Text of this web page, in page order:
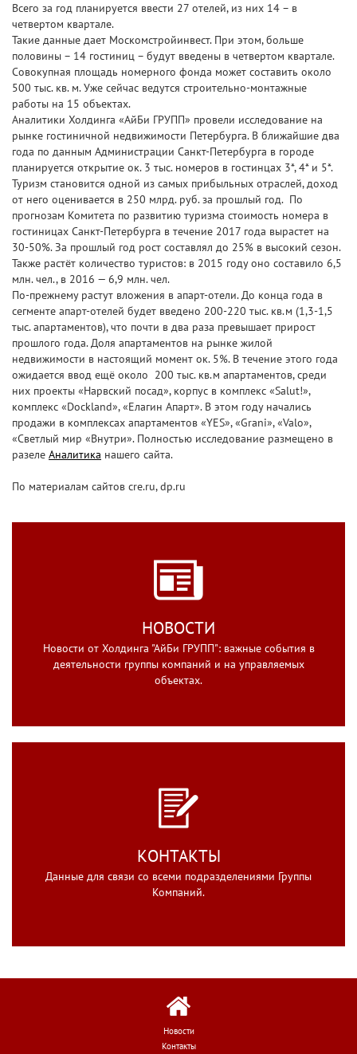
Всего за год планируется ввести 27 отелей, из них 14 – в
четвертом квартале.
Такие данные дает Москомстройинвест. При этом, больше
половины – 14 гостиниц – будут введены в четвертом квартале.
Совокупная площадь номерного фонда может составить около
500 тыс. кв. м. Уже сейчас ведутся строительно-монтажные
работы на 15 объектах.
Аналитики Холдинга «АйБи ГРУПП» провели исследование на
рынке гостиничной недвижимости Петербурга. В ближайшие два
года по данным Администрации Санкт-Петербурга в городе
планируется открытие ок. 3 тыс. номеров в гостинцах 3*, 4* и 5*.
Туризм становится одной из самых прибыльных отраслей, доход
от него оценивается в 250 млрд. руб. за прошлый год. По
прогнозам Комитета по развитию туризма стоимость номера в
гостиницах Санкт-Петербурга в течение 2017 года вырастет на
30-50%. За прошлый год рост составлял до 25% в высокий сезон.
Также растёт количество туристов: в 2015 году оно составило 6,5
млн. чел., в 2016 — 6,9 млн. чел.
По-прежнему растут вложения в апарт-отели. До конца года в
сегменте апарт-отелей будет введено 200-220 тыс. кв.м (1,3-1,5
тыс. апартаментов), что почти в два раза превышает прирост
прошлого года. Доля апартаментов на рынке жилой
недвижимости в настоящий момент ок. 5%. В течение этого года
ожидается ввод ещё около 200 тыс. кв.м апартаментов, среди
них проекты «Нарвский посад», корпус в комплекс «Salut!»,
комплекс «Dockland», «Елагин Апарт». В этом году начались
продажи в комплексах апартаментов «YES», «Grani», «Valo»,
«Светлый мир «Внутри». Полностью исследование размещено в
разеле Аналитика нашего сайта.
По материалам сайтов cre.ru, dp.ru
НОВОСТИ
Новости от Холдинга "АйБи ГРУПП": важные события в
деятельности группы компаний и на управляемых
объектах.
КОНТАКТЫ
Данные для связи со всеми подразделениями Группы
Компаний.
Новости
Контакты